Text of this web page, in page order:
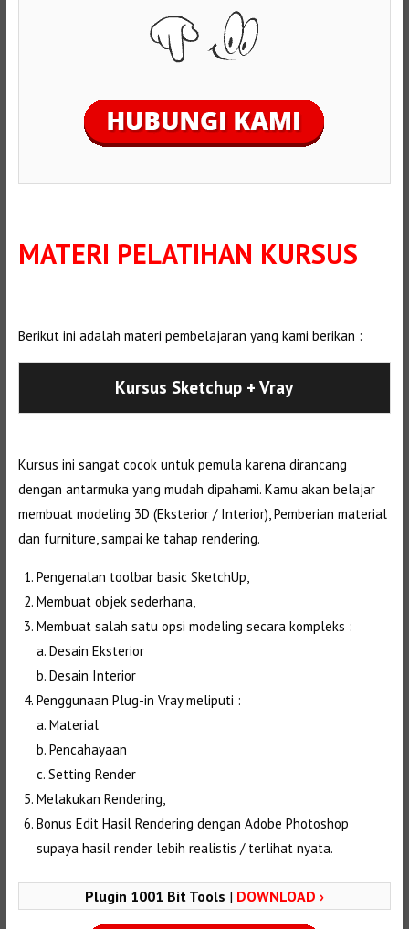
MATERI PELATIHAN KURSUS
Berikut ini adalah materi pembelajaran yang kami berikan :
Kursus Sketchup + Vray
Kursus ini sangat cocok untuk pemula karena dirancang
dengan antarmuka yang mudah dipahami. Kamu akan belajar
membuat modeling 3D (Eksterior / Interior), Pemberian material
dan furniture, sampai ke tahap rendering.
Pengenalan toolbar basic SketchUp,
Membuat objek sederhana,
Membuat salah satu opsi modeling secara kompleks :
a. Desain Eksterior
b. Desain Interior
Penggunaan Plug-in Vray meliputi :
a. Material
b. Pencahayaan
c. Setting Render
Melakukan Rendering,
Bonus Edit Hasil Rendering dengan Adobe Photoshop
supaya hasil render lebih realistis / terlihat nyata.
Plugin 1001 Bit Tools | DOWNLOAD ›